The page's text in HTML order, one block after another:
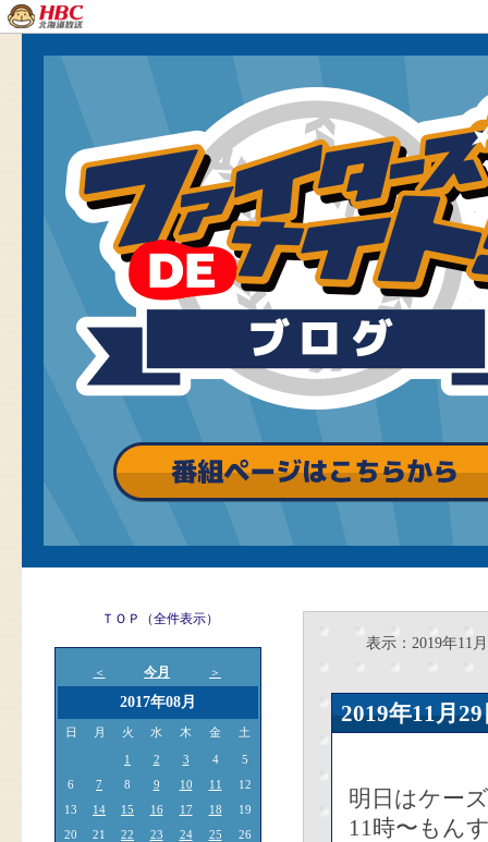
ＴＯＰ（全件表示）
＜ 今月 ＞
2017年08月
日 月 火 水 木 金 土
1 2 3 4
5
6
7 8 9 10 11
12
13
14 15 16 17 18
19
20
21 22 23 24 25
26
表示：2019年11月
2019年11
明日はケー
11時〜もん